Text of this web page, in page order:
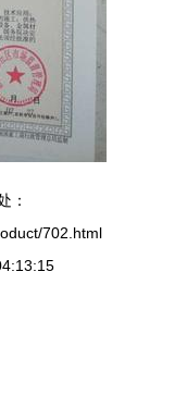
：
702.html